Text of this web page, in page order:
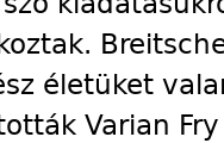
életüket
Varian